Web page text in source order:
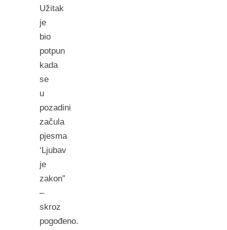
Užitak
je
bio
potpun
kada
se
u
pozadini
začula
pjesma
‘Ljubav
je
zakon”
–
skroz
pogođeno.